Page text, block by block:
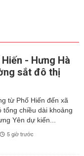
- Hưng Hà
sắt đô thị
từ Phố Hiến đến xã
tổng chiều dài khoảng
Yên dự kiến...
5 giờ trước